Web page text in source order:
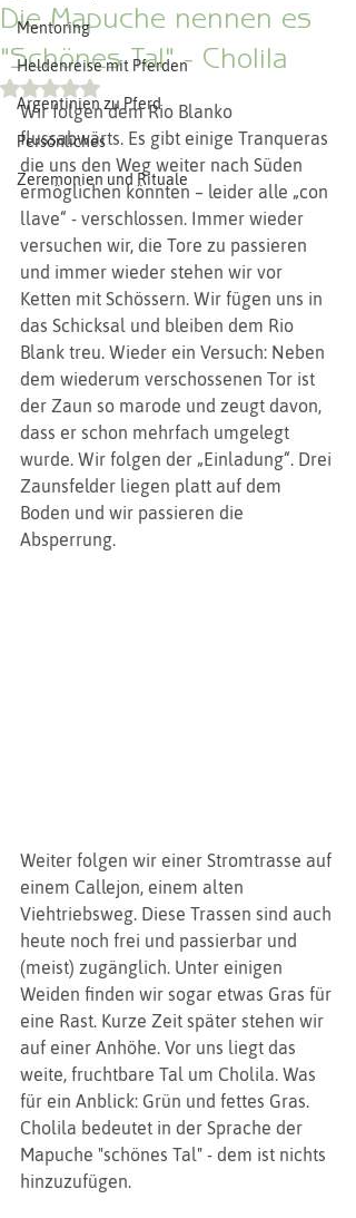
Mentoring
Heldenreise mit Pferden
Argentinien zu Pferd
Persönliches
Zeremonien und Rituale
Die Mapuche nennen es
"Schönes Tal" - Cholila
Mit NaN von 5 Sternen bewertet.
Wir folgen dem Rio Blanko
flussabwärts. Es gibt einige Tranqueras
die uns den Weg weiter nach Süden
ermöglichen könnten – leider alle „con
llave“ - verschlossen. Immer wieder
versuchen wir, die Tore zu passieren
und immer wieder stehen wir vor
Ketten mit Schössern. Wir fügen uns in
das Schicksal und bleiben dem Rio
Blank treu. Wieder ein Versuch: Neben
dem wiederum verschossenen Tor ist
der Zaun so marode und zeugt davon,
dass er schon mehrfach umgelegt
wurde. Wir folgen der „Einladung“. Drei
Zaunsfelder liegen platt auf dem
Boden und wir passieren die
Absperrung.
Weiter folgen wir einer Stromtrasse auf
einem Callejon, einem alten
Viehtriebsweg. Diese Trassen sind auch
heute noch frei und passierbar und
(meist) zugänglich. Unter einigen
Weiden finden wir sogar etwas Gras für
eine Rast. Kurze Zeit später stehen wir
auf einer Anhöhe. Vor uns liegt das
weite, fruchtbare Tal um Cholila. Was
für ein Anblick: Grün und fettes Gras.
Cholila bedeutet in der Sprache der
Mapuche "schönes Tal" - dem ist nichts
hinzuzufügen.